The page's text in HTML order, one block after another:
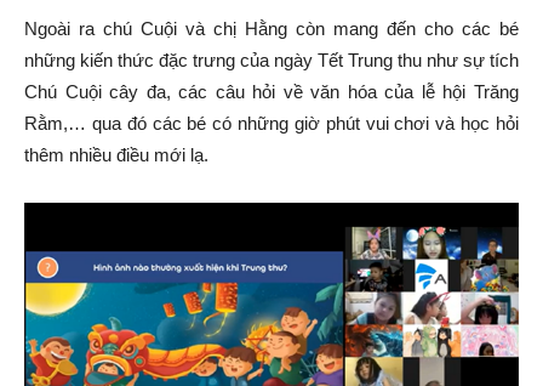
Ngoài ra chú Cuội và chị Hằng còn mang đến cho các bé
những kiến thức đặc trưng của ngày Tết Trung thu như sự tích
Chú Cuội cây đa, các câu hỏi về văn hóa của lễ hội Trăng
Rằm,… qua đó các bé có những giờ phút vui chơi và học hỏi
thêm nhiều điều mới lạ.